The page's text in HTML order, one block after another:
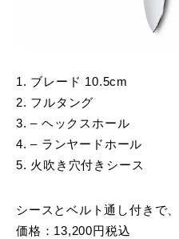
1. ブレード 10.5cm
2. フルタング
3. – ヘックスホール
4. – ランヤードホール
5. 火吹き穴付きシース
シースとベルト通し付きで
価格：13,200円税込